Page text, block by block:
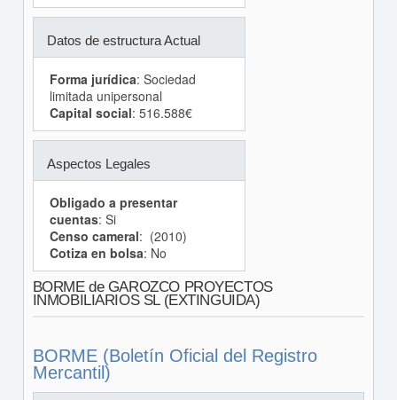
Datos de estructura Actual
Forma jurídica: Sociedad
limitada unipersonal
Capital social: 516.588€
Aspectos Legales
Obligado a presentar
cuentas: Si
Censo cameral: (2010)
Cotiza en bolsa: No
BORME de GAROZCO PROYECTOS
INMOBILIARIOS SL (EXTINGUIDA)
BORME (Boletín Oficial del Registro
Mercantil)